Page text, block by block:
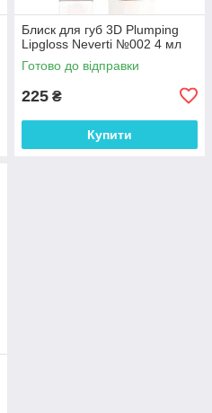
Блиск для губ 3D Plumping
Lipgloss Neverti №002 4 мл
Готово до відправки
225 ₴
Купити